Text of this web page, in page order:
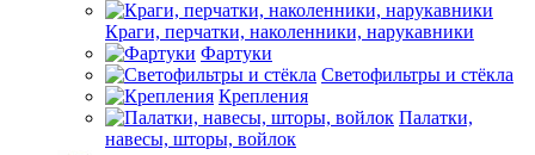
Краги, перчатки, наколенники, нарукавники
Фартуки
Светофильтры и стёкла
Крепления
Палатки,
навесы, шторы, войлок